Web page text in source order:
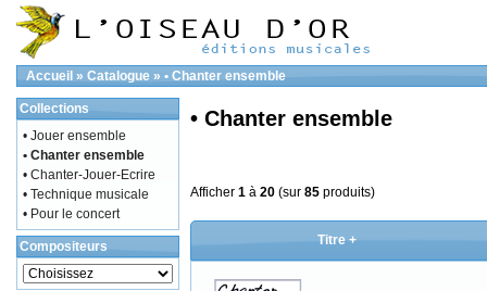
Accueil » Catalogue » • Chanter ensemble
• Chanter ensemble
Afficher 1 à 20 (sur 85 produits)
Titre +
Collections
• Jouer ensemble
• Chanter ensemble
• Chanter-Jouer-Ecrire
• Technique musicale
• Pour le concert
Compositeurs